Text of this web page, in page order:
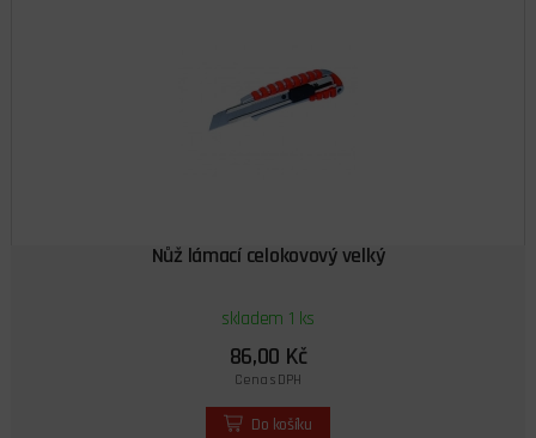
Nůž lámací celokovový velký
skladem 1 ks
86,00 Kč
Cena s DPH
Do košíku